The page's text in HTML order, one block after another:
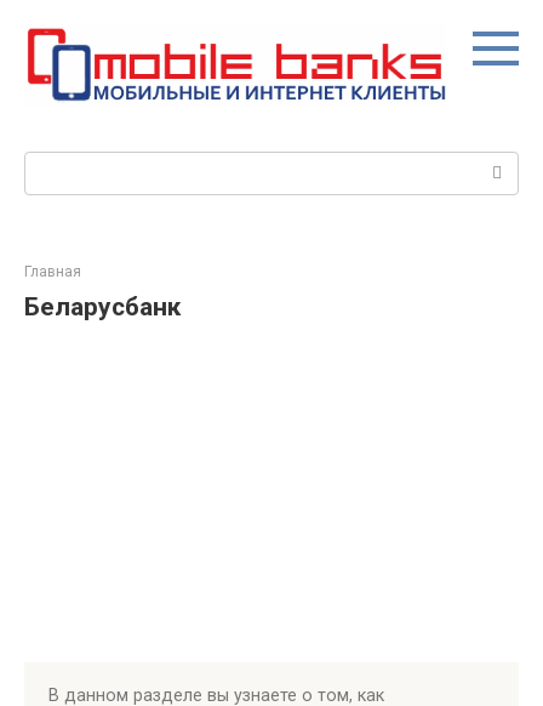
Главная
Беларусбанк
В данном разделе вы узнаете о том, как